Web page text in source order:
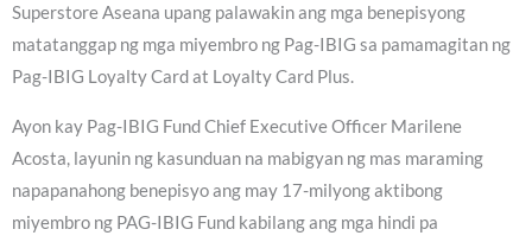
Superstore Aseana upang palawakin ang mga benepisyong
matatanggap ng mga miyembro ng Pag-IBIG sa pamamagitan ng
Pag-IBIG Loyalty Card at Loyalty Card Plus.
Ayon kay Pag-IBIG Fund Chief Executive Officer Marilene
Acosta, layunin ng kasunduan na mabigyan ng mas maraming
napapanahong benepisyo ang may 17-milyong aktibong
miyembro ng PAG-IBIG Fund kabilang ang mga hindi pa